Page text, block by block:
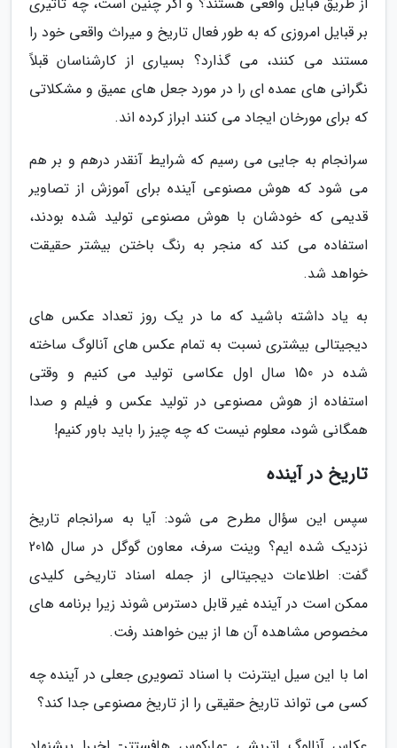
بر قبایل امروزی که به طور فعال تاریخ و میراث واقعی خود را
مستند می کنند، می گذارد؟ بسیاری از کارشناسان قبلاً
نگرانی های عمده ای را در مورد جعل های عمیق و مشکلاتی
که برای مورخان ایجاد می کنند ابراز کرده اند.
سرانجام به جایی می رسیم که شرایط آنقدر درهم و بر هم
می شود که هوش مصنوعی آینده برای آموزش از تصاویر
قدیمی که خودشان با هوش مصنوعی تولید شده بودند،
استفاده می کند که منجر به رنگ باختن بیشتر حقیقت
خواهد شد.
به یاد داشته باشید که ما در یک روز تعداد عکس های
دیجیتالی بیشتری نسبت به تمام عکس های آنالوگ ساخته
شده در 150 سال اول عکاسی تولید می کنیم و وقتی
استفاده از هوش مصنوعی در تولید عکس و فیلم و صدا
همگانی شود، معلوم نیست که چه چیز را باید باور کنیم!
تاریخ در آینده
سپس این سؤال مطرح می شود: آیا به سرانجام تاریخ
نزدیک شده ایم؟ وینت سرف، معاون گوگل در سال 2015
گفت: اطلاعات دیجیتالی از جمله اسناد تاریخی کلیدی
ممکن است در آینده غیر قابل دسترس شوند زیرا برنامه های
مخصوص مشاهده آن ها از بین خواهند رفت.
اما با این سیل اینترنت با اسناد تصویری جعلی در آینده چه
کسی می تواند تاریخ حقیقی را از تاریخ مصنوعی جدا کند؟